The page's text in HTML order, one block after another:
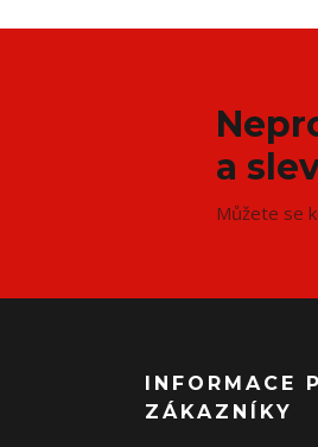
a
Můžete se
INFORMACE
ZÁKAZNÍKY